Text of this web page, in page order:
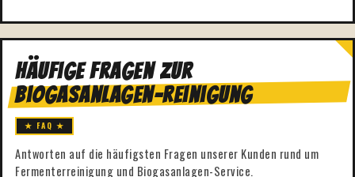
Häufige Fragen zur
Biogasanlagen-Reinigung
★ FAQ ★
Antworten auf die häufigsten Fragen unserer Kunden rund um
Fermenterreinigung und Biogasanlagen-Service.